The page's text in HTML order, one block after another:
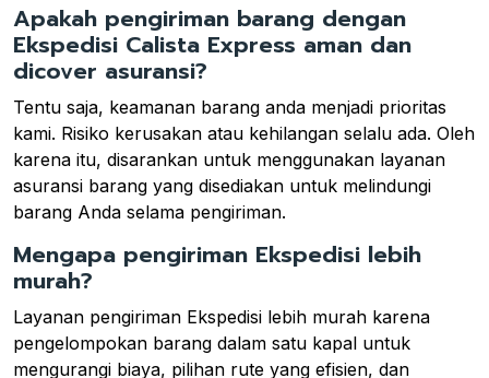
Apakah pengiriman barang dengan
Ekspedisi Calista Express aman dan
dicover asuransi?
Tentu saja, keamanan barang anda menjadi prioritas
kami. Risiko kerusakan atau kehilangan selalu ada. Oleh
karena itu, disarankan untuk menggunakan layanan
asuransi barang yang disediakan untuk melindungi
barang Anda selama pengiriman.
Mengapa pengiriman Ekspedisi lebih
murah?
Layanan pengiriman Ekspedisi lebih murah karena
pengelompokan barang dalam satu kapal untuk
mengurangi biaya, pilihan rute yang efisien, dan